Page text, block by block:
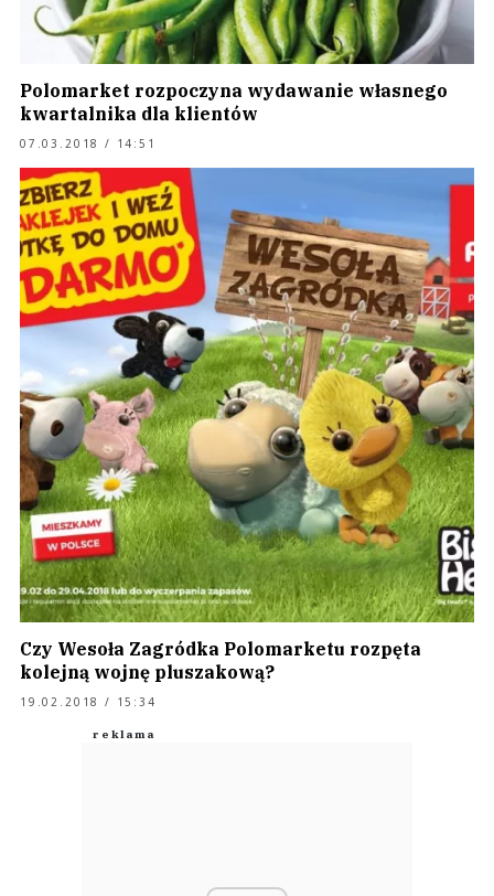
Polomarket rozpoczyna wydawanie własnego
kwartalnika dla klientów
07.03.2018 / 14:51
Czy Wesoła Zagródka Polomarketu rozpęta
kolejną wojnę pluszakową?
19.02.2018 / 15:34